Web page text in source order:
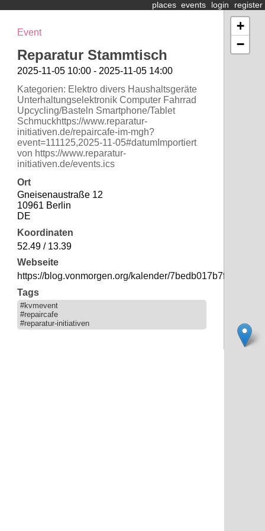
places events login register
Event
Reparatur Stammtisch
2025-11-05 10:00 - 2025-11-05 14:00
Kategorien: Elektro divers Haushaltsgeräte
Unterhaltungselektronik Computer Fahrrad
Upcycling/Basteln Smartphone/Tablet
Schmuckhttps://www.reparatur-
initiativen.de/repaircafe-im-mgh?
event=111125,2025-11-05#datumImportiert
von https://www.reparatur-
initiativen.de/events.ics
Ort
Gneisenaustraße 12
10961 Berlin
DE
Koordinaten
52.49 / 13.39
Webseite
https://blog.vonmorgen.org/kalender/
Tags
#kvmevent
#repaircafe
#reparatur-initiativen
+
−